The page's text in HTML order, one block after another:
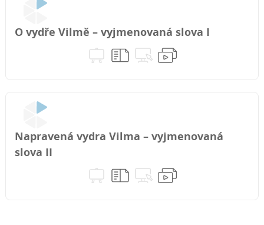
O vydře Vilmě – vyjmenovaná slova I
Napravená vydra Vilma – vyjmenovaná
slova II